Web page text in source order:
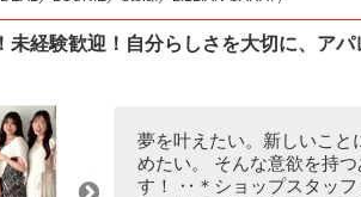
未経験歓迎！自分らしさを大切に、ア
夢を叶えたい。新しいこと
めたい。 そんな意欲を持
す！ ‥＊ショップスタッ